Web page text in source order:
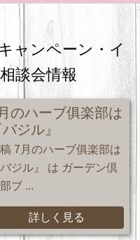
ャンペーン・ イ
談会情報
のハーブ俱楽部は
バジル』
7月のハーブ俱楽部は
バジル』 は ガーデン倶
ブ ...
詳しく見る